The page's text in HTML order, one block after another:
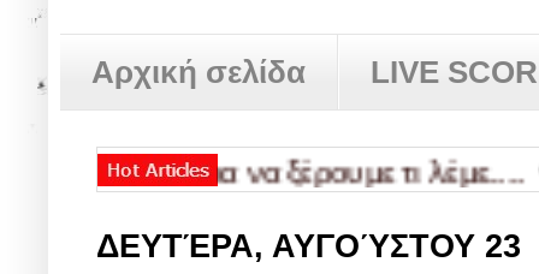
Αρχική σελίδα LIVE
Και για να ξέρουμε τι λέμε.... ✿
ΔΕΥΤΈΡΑ, ΑΥΓΟΎΣΤΟΥ 23